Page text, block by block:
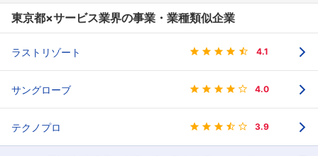
東京都×サービス業界の事業・業種類似企業
ラストリゾート 4.1
サングローブ 4.0
テクノプロ 3.9